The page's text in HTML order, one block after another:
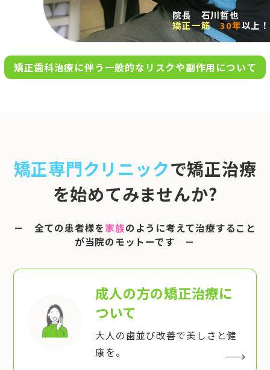
お問い合わせ
完全
0120-695-578
※日曜は不定期で診療してい
ます
院長 石川哲也
矯正一筋
30年以上！
矯正歯科治療に伴う一般的なリスクや副作用について
矯正専門クリニックで矯正治療
を始めてみませんか?
－ 全ての患者様を家族のように考えて治療すること
が当院のモットーです －
成人の方の矯正治療に
ついて
大人の歯並び改善で美しさと健
康を。